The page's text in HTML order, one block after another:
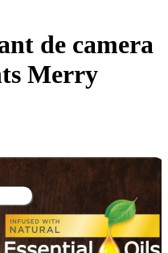
de camera
Merry